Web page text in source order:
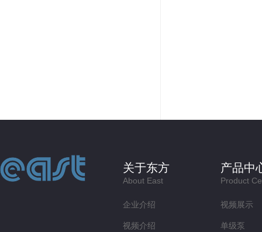
关于东方
About East
企业介绍
视频介绍
产品中
Product
视频展示
单级泵